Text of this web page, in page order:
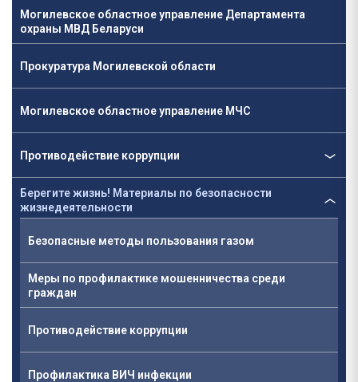
Могилевское областное управление Департамента
охраны МВД Беларуси
Прокуратура Могилевской области
Могилевское областное управление МЧС
Противодействие коррупции
Берегите жизнь! Материалы по безопасности
жизнедеятельности
Безопасные методы пользования газом
Меры по профилактике мошенничества среди
граждан
Противодействие коррупции
Профилактика ВИЧ инфекции